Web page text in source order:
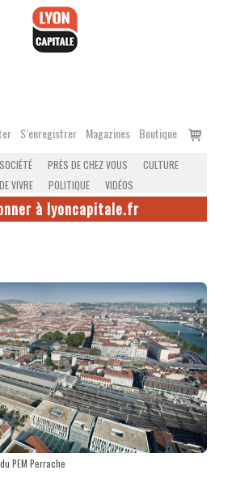
S’enregistrer Magazines Boutique
Voir
SOCIÉTÉ PRÈS DE CHEZ VOUS
CULTURE
VIVRE
POLITIQUE VIDÉOS
à lyoncapitale.fr
PEM Perrache